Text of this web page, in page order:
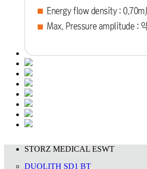
STORZ MEDICAL ESWT
DUOLITH SD1 BT